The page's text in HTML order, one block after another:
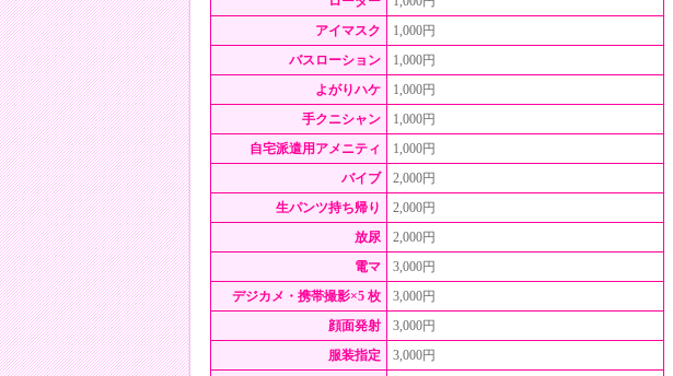
アイマスク
1,000円
バスローション
1,000円
よがりハケ
1,000円
手クニシャン
1,000円
⾃宅派遣⽤アメニティ
1,000円
バイブ
2,000円
生パンツ持ち帰り
2,000円
放尿
2,000円
電マ
3,000円
デジカメ・携帯撮影×5 枚
3,000円
顔面発射
3,000円
服装指定
3,000円